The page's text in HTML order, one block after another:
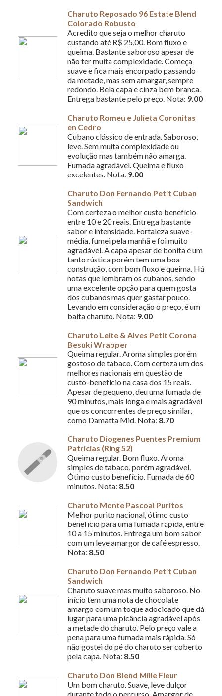
Charuto Reposado 96 Estate Blend
Colorado Robusto
Acredito que seja o melhor charuto
custando até R$ 25,00. Bom fluxo e
queima. Bastante saboroso apesar de
não ter muita complexidade. Começa
suave e fica mais encorpado passando
da metade, mas sem amargar, sempre
redondo. Bela capa e cinza bem branca.
Entrega bastante pelo preço. Nota: 9.00
Charuto Romeu e Julieta Coronitas
en Cedro
Cubano clássico de entrada. Saboroso,
leve. Sem muita complexidade ou
evolução mas também não amarga.
Fumada agradável. Queima e fluxo
excelentes. Nota: 9.00
Charuto Don Fernando Petit Cuban
Sandwich
Com certeza o melhor custo benefício
entre 10 e 20 reais. Entrega bastante
sabor e intensidade. Fortaleza suave-
média, fumei pela manhã e foi muito
agradável. A capa apesar de bonita é um
tanto rústica porém tem uma boa
construção, com bom fluxo e queima. Há
notas que lembram os cubanos, sendo
uma excelente opção para quem gosta
dos cubanos mas quer gastar pouco.
Levando em consideração o preço, é um
baita charuto. Nota: 9.00
Charuto Leite & Alves Petit Corona
Besuki Wrapper
Queima regular. Aroma simples porém
gostoso de tabaco. Com certeza um dos
melhores nacionais em questão de
custo-benefício na casa dos 15 reais.
Apesar de pequeno, deu uma fumada de
90 minutos, mais longa e mais agradável
que os concorrentes de preço similar,
como Damatta Mid. Nota: 8.70
Charuto Diogenes Puentes Premium
Patricias (Ring 52)
Queima regular. Bom fluxo. Aroma
simples de tabaco, porém agradável.
Ótimo custo benefício. Fumada de 60
minutos. Nota: 8.50
Charuto Monte Pascoal Puritos
Melhor purito nacional, ótimo custo
benefício para uma fumada rápida, entre
10 a 15 minutos. Entrega um bom sabor
com um leve amargor de café espresso.
Nota: 8.50
Charuto Don Fernando Petit Cuban
Sandwich
Charuto suave mas muito saboroso. No
início tem uma nota de chocolate
amargo com um toque adocicado que dá
lugar para uma picância agradável após
a metade do charuto. Pelo preço vale a
pena para uma fumada mais rápida. Só
não gostei do pé do charuto ser coberto
pela capa. Nota: 8.50
Charuto Don Blend Mille Fleur
Um bom charuto. Suave, leve dulçor
durante todo o percurso. Amargor de